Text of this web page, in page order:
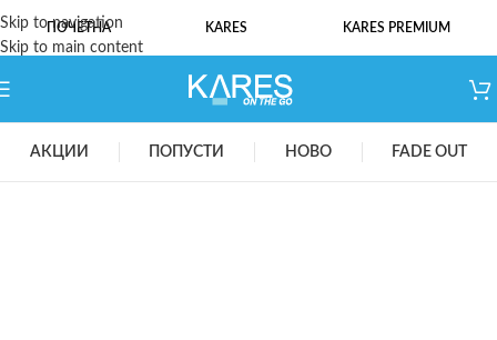
Skip to navigation
Skip to main content
ПОЧЕТНА KARES KARES PREMIUM
АКЦИИ ПОПУСТИ НОВО FADE OUT